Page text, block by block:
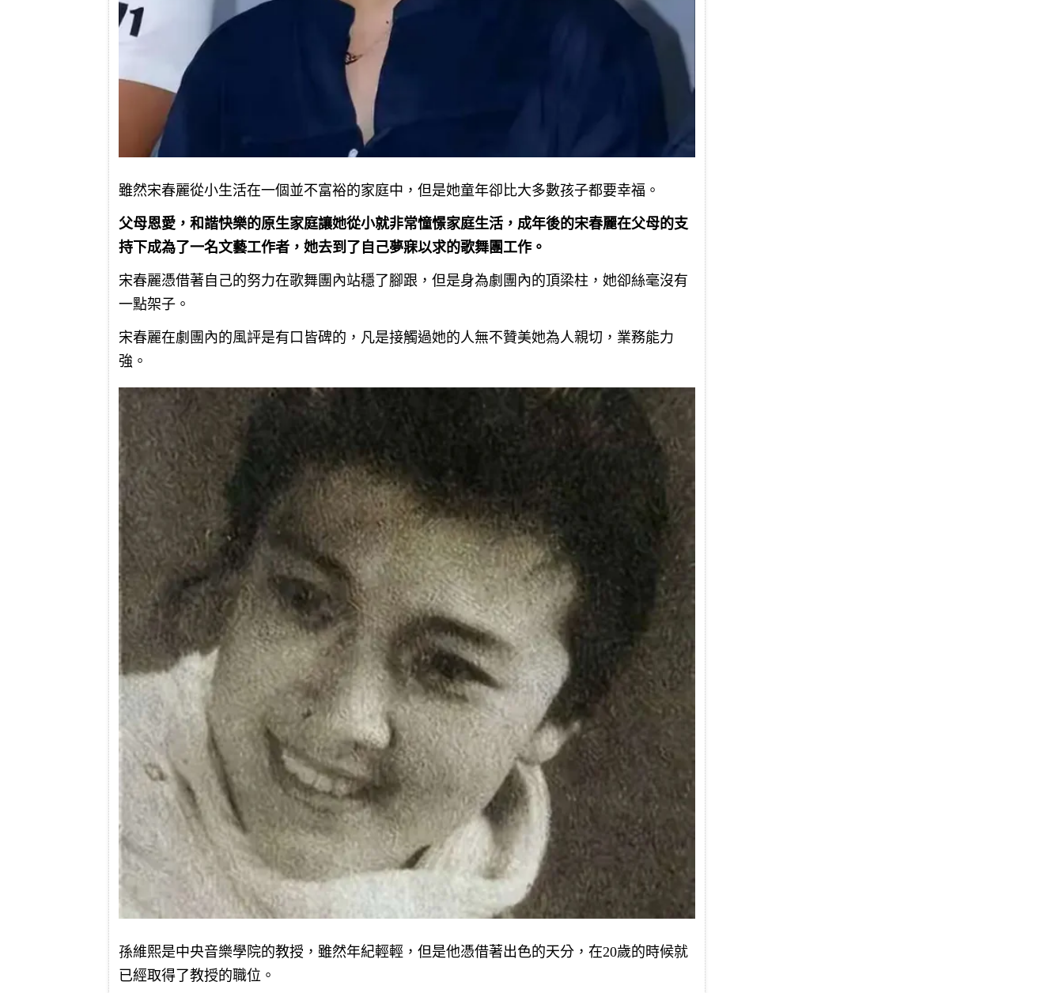
雖然宋春麗從小生活在一個並不富裕的家庭中，但是她童年卻比大多數孩子都要幸福。
父母恩愛，和諧快樂的原生家庭讓她從小就非常憧憬家庭生活，成年後的宋春麗在父母的支
持下成為了一名文藝工作者，她去到了自己夢寐以求的歌舞團工作。
宋春麗憑借著自己的努力在歌舞團內站穩了腳跟，但是身為劇團內的頂梁柱，她卻絲毫沒有
一點架子。
宋春麗在劇團內的風評是有口皆碑的，凡是接觸過她的人無不贊美她為人親切，業務能力
強。
孫維熙是中央音樂學院的教授，雖然年紀輕輕，但是他憑借著出色的天分，在20歲的時候就
已經取得了教授的職位。